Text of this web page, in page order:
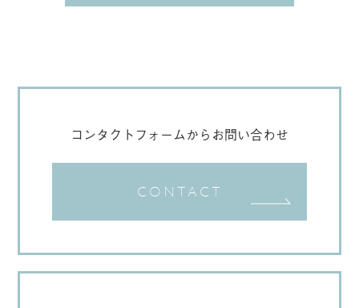
コンタクトフォームからお問い合わせ
CONTACT